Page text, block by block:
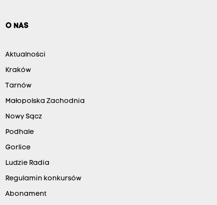
O NAS
Aktualności
Kraków
Tarnów
Małopolska Zachodnia
Nowy Sącz
Podhale
Gorlice
Ludzie Radia
Regulamin konkursów
Abonament